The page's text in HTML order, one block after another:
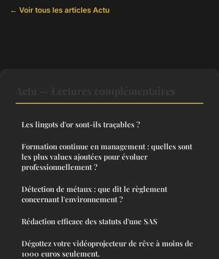
← Voir tous les articles Actu
Les lingots d'or sont-ils traçables ?
Formation continue en management : quelles sont
les plus values ajoutées pour évoluer
professionnellement ?
Détection de métaux : que dit le règlement
concernant l'environnement ?
Rédaction efficace des statuts d'une SAS
Dégottez votre vidéoprojecteur de rêve à moins de
1000 euros seulement.